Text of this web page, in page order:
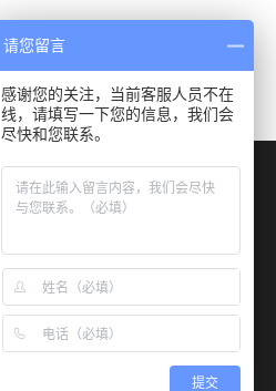
请您留言
感谢您的关注，当前客服人员不在
线，请填写一下您的信息，我们会
尽快和您联系。
提交